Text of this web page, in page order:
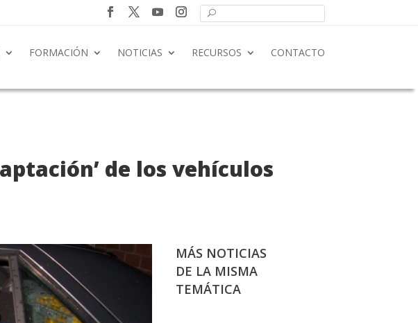
FORMACIÓN NOTICIAS RECURSOS CONTACTO
de los vehículos
MÁS NOTICIAS
DE LA MISMA
TEMÁTICA